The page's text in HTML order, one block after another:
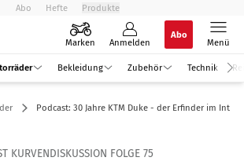
Abo Hefte Produkte
Marken Anmelden
Abo
Menü
Bekleidung Zubehör Technik
Podcast: 30 Jahre KTM Duke - der Erfinder im
KURVENDISKUSSION FOLGE 75